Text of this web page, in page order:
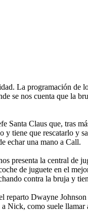
La programación de
se nos cuenta que la
Claus que, tras
y tiene que rescatarlo y
echar una mano a Call.
presenta la central de
de juguete en el
contra la bruja y
reparto Dwayne
Nick, como suele